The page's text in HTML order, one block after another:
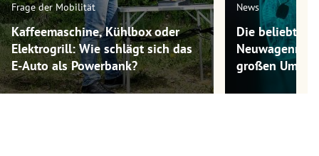
Frage der Mobilität
Kaffeemaschine, Kühlbox oder
Elektrogrill: Wie schlägt sich das
E-Auto als Powerbank?
News
Die
großen